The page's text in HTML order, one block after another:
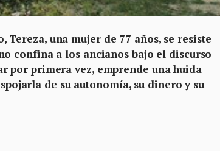
una mujer de 77 años, se resiste
confina a los ancianos bajo el discurso
por primera vez, emprende una huida
de su autonomía, su dinero y su